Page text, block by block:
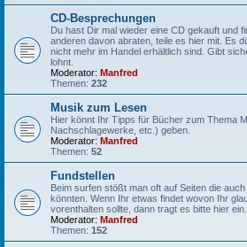
CD-Besprechungen
Du hast Dir mal wieder eine CD gekauft und
anderen davon abraten, teile es hier mit. Es
nicht mehr im Handel erhältlich sind. Gibt
lohnt.
Moderator: Manfred
Themen: 232
Musik zum Lesen
Hier könnt Ihr Tipps für Bücher zum Thema
Nachschlagewerke, etc.) geben.
Moderator: Manfred
Themen: 52
Fundstellen
Beim surfen stößt man oft auf Seiten die
könnten. Wenn Ihr etwas findet wovon Ihr
vorenthalten sollte, dann tragt es bitte hier ein.
Moderator: Manfred
Themen: 152